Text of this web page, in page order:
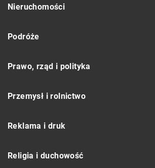
Nieruchomości
Podróże
Prawo, rząd i polityka
Przemysł i rolnictwo
Reklama i druk
Religia i duchowość